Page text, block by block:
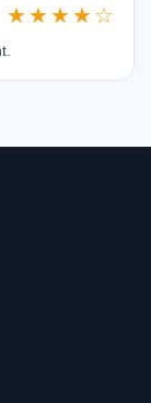
★★★★☆